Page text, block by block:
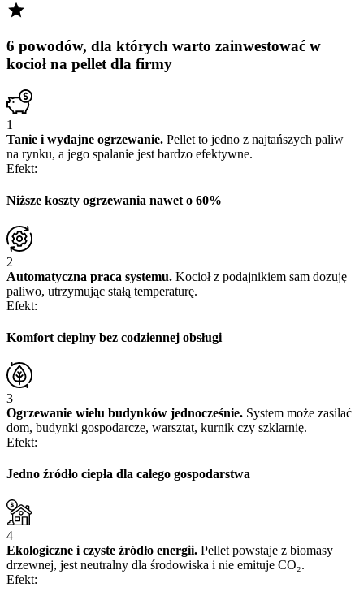
6 powodów, dla których warto zainwestować w
kocioł na pellet dla firmy
1
Tanie i wydajne ogrzewanie. Pellet to jedno z najtańszych paliw
na rynku, a jego spalanie jest bardzo efektywne.
Efekt:
Niższe koszty ogrzewania nawet o 60%
2
Automatyczna praca systemu. Kocioł z podajnikiem sam dozuję
paliwo, utrzymując stałą temperaturę.
Efekt:
Komfort cieplny bez codziennej obsługi
3
Ogrzewanie wielu budynków jednocześnie. System może zasilać
dom, budynki gospodarcze, warsztat, kurnik czy szklarnię.
Efekt:
Jedno źródło ciepła dla całego gospodarstwa
4
Ekologiczne i czyste źródło energii. Pellet powstaje z biomasy
drzewnej, jest neutralny dla środowiska i nie emituje CO₂.
Efekt: